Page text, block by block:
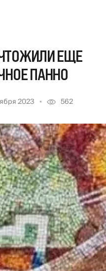
ЕЩЕ
ПАННО
2023 562